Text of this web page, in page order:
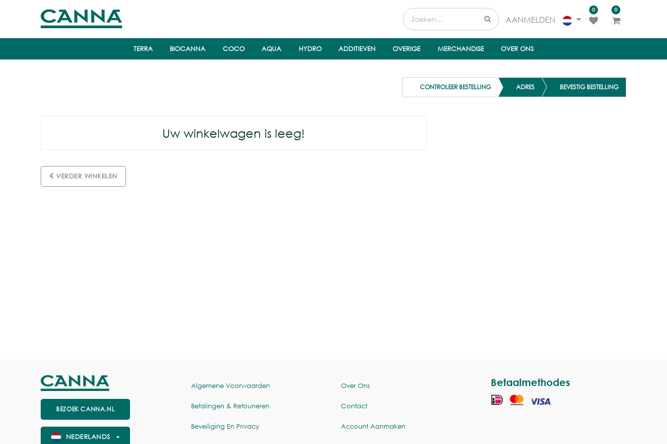
AANMELDEN
0 0
TERRA BIOCANNA COCO AQUA HYDRO ADDITIEVEN OVERIGE MERCHANDISE OVER ONS
CONTROLEER BESTELLING ADRES BEVESTIGBESTELLING
Uw winkelwagen is leeg!
VERDER WINKELEN
BEZOEK CANNA.NL
NEDERLANDS
Algemene Voorwaarden
Betalingen & Retouneren
Beveiliging En Privacy
Over Ons
Contact
Account Aanmaken
Betaalmethodes